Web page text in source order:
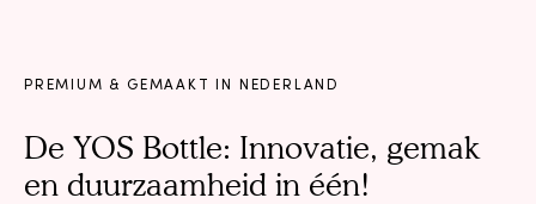
PREMIUM & GEMAAKT IN NEDERLAND
De YOS Bottle: Innovatie, gemak
en duurzaamheid in één!